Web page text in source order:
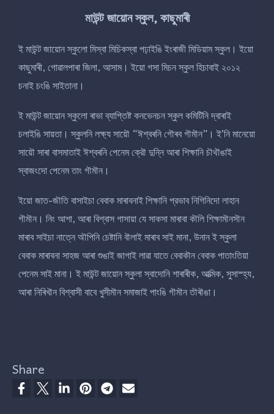
মাউন্ট জায়োন স্কুল, কাছুমাৰী
ই মাউন্ট জায়োন স্কুলো মিস্বা মিচিকস্বা পঢ়াইঙি ইংৰাজী মিডিয়াম স্কুল। ইয়ো
কাছুমাৰী, গোৱালপাৰা জিলা, আসাম। ইয়ো গসা মিচন স্কুল হিচাবাই ২০১২
চনাই চংঙি সাইতানা।
ই মাউন্ট জায়োন স্কুলো ৰাভা ব্যাপ্তিষ্ট কনভেনচন স্কুল কমিটিনি দ্বাৰাই
চলাইঙি সায়তা। স্কুলনি লক্ষ্য সায়ৌ “ঈশ্বৰনি গৌৰব গৗমৗন”। ই’নি মানেয়ো
সায়ৌ সাৰা বাসমাতাই ঈশ্বৰনি পেনেম ক্রৌ দুন্নি আৰা শিক্ষানি চৗথৗঙাই
স্বাজংদো পেনেম তাং গৗমৗন।
ইয়ো জাত-জৗতি বাসাইচা বেবাক মাৰাবনাই শিক্ষানি প্রভাব নিগিনিদো লাহান
গৗমৗন। নিং আশা, আৰা বিশ্বাস গাসায়া যে সাকসা মাৰাবা কৗলি শিক্ষামৗনসৗন
মাৰাব সাইচা নাত্নে অৗপিনি চেষ্টানি বৗলাই মাৰাব সাই মানা, উনান ই স্কুলা
বেবাক মাৰাবনা সাহজ আৰা শুঙাই জাগাই লাৱা যাতে বেবাকৗন বেবাক পাতাংতিয়া
পেনেম সাই মানা। ই মাউন্ট জায়োন স্কুলা স্বাদোনি শাৰাৰীক, আত্মিক, সুসাস্হ্য,
আৰা নিৰিখৗন বিশ্বাসী বাবে খুসীমৗন সমাজাই পাংঙি গৗমৗন তৗৰৗঙা।
Share